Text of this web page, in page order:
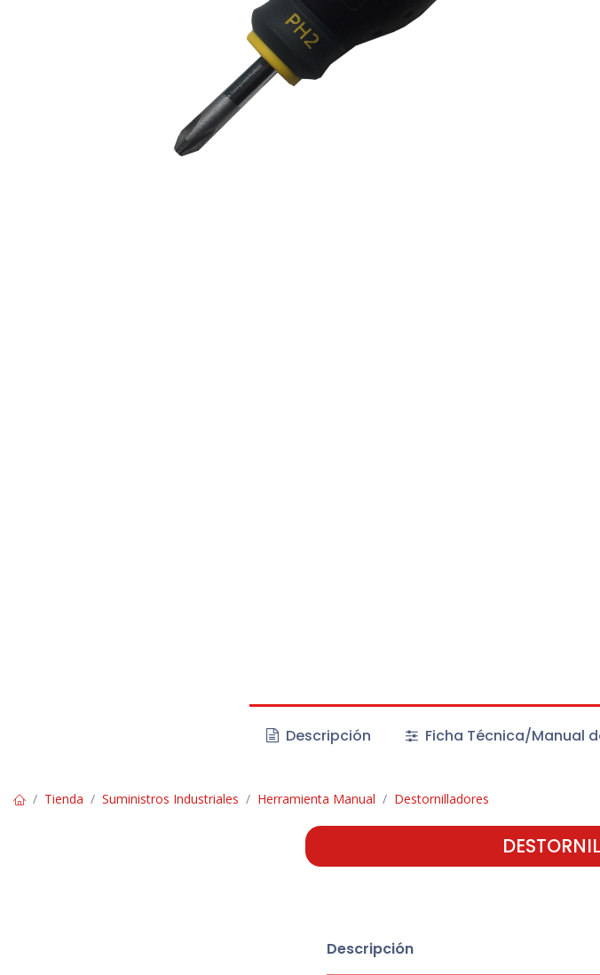
Descripción Ficha Técnica/Manual
Tienda Suministros Industriales Herramienta Manual Destornilladores
Descripción